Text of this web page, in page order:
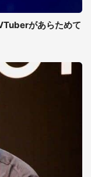
があらためて